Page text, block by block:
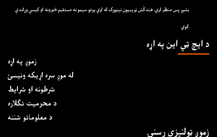
بشپړ پس منظر لري. هندکُش ټريبيون نيټورک له لرې پرتو سيمو نه مستقيم خبرونه او کيسې وړاندې
کوي
د ايچ ټي اين په اړه
زموږ په اړه
له موږ سره اړیکه ونیسئ
شرطونه او شرایط
د محرمیت تګلاره
د معلوماتو شننه
زموږ ټولنیزې رسنۍ